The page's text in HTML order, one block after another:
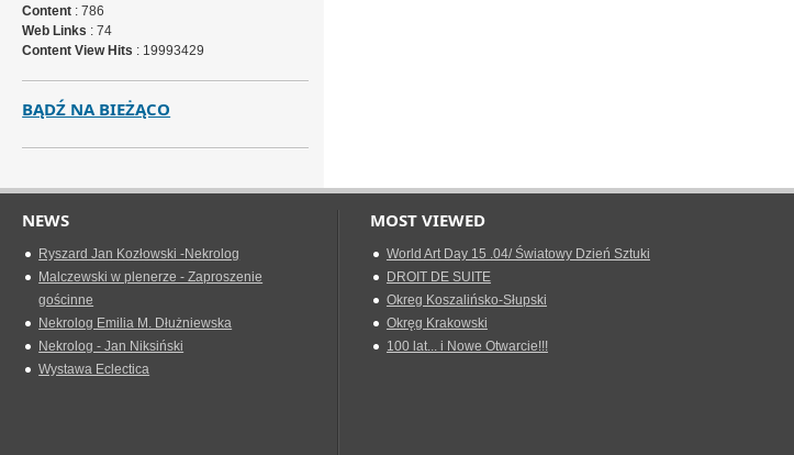
Content : 786
Web Links : 74
Content View Hits : 19993429
BĄDŹ NA BIEŻĄCO
NEWS
Ryszard Jan Kozłowski -Nekrolog
Malczewski w plenerze - Zaproszenie
gościnne
Nekrolog Emilia M. Dłużniewska
Nekrolog - Jan Niksiński
Wystawa Eclectica
MOST VIEWED
World Art Day 15 .04/ Światowy Dzień Sztuki
DROIT DE SUITE
Okreg Koszalińsko-Słupski
Okręg Krakowski
100 lat... i Nowe Otwarcie!!!